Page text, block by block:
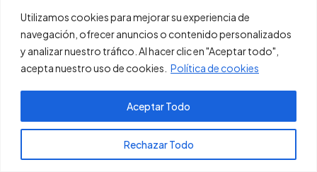
Utilizamos cookies para mejorar su experiencia de
navegación, ofrecer anuncios o contenido personalizados
y analizar nuestro tráfico. Al hacer clic en "Aceptar todo",
acepta nuestro uso de cookies. Política de cookies
Rechazar Todo
Aceptar Todo
lpamelavilarias -
lu.m.e.nj.a.s.on.038. -
Luis Eduardo Pachón Acero